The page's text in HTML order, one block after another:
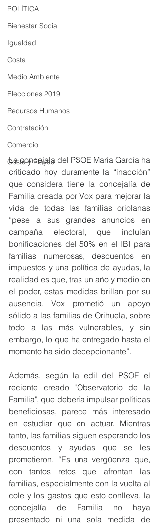
POLÍTICA
Bienestar Social
Igualdad
Costa
Medio Ambiente
Elecciones 2019
Recursos Humanos
Contratación
Comercio
Costa y Playas
La concejala del PSOE María García ha
criticado hoy duramente la “inacción”
que considera tiene la concejalía de
Familia creada por Vox para mejorar la
vida de todas las familias oriolanas
“pese a sus grandes anuncios en
campaña electoral, que incluían
bonificaciones del 50% en el IBI para
familias numerosas, descuentos en
impuestos y una política de ayudas, la
realidad es que, tras un año y medio en
el poder, estas medidas brillan por su
ausencia. Vox prometió un apoyo
sólido a las familias de Orihuela, sobre
todo a las más vulnerables, y sin
embargo, lo que ha entregado hasta el
momento ha sido decepcionante”.
Además, según la edil del PSOE el
reciente creado "Observatorio de la
Familia", que debería impulsar políticas
beneficiosas, parece más interesado
en estudiar que en actuar. Mientras
tanto, las familias siguen esperando los
descuentos y ayudas que se les
prometieron. “Es una vergüenza que,
con tantos retos que afrontan las
familias, especialmente con la vuelta al
cole y los gastos que esto conlleva, la
concejalía de Familia no haya
presentado ni una sola medida de